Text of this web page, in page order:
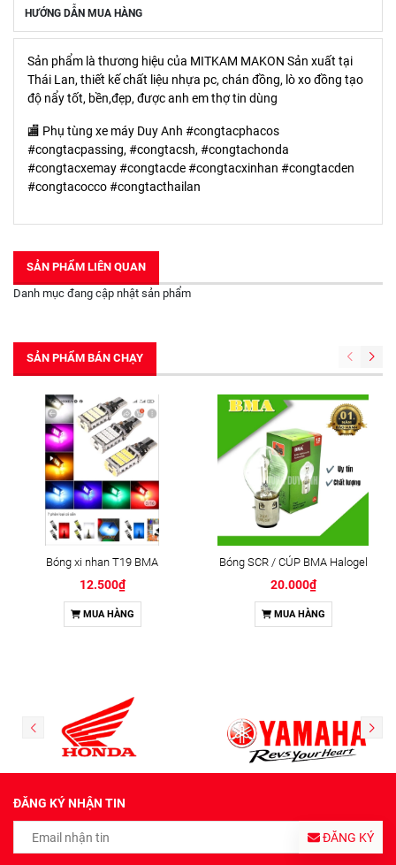
HƯỚNG DẪN MUA HÀNG
Sản phẩm là thương hiệu của MITKAM MAKON Sản xuất tại
Thái Lan, thiết kế chất liệu nhựa pc, chán đồng, lò xo đồng tạo
độ nẩy tốt, bền,đẹp, được anh em thợ tin dùng
🏬 Phụ tùng xe máy Duy Anh #congtacphacos
#congtacpassing, #congtacsh, #congtachonda
#congtacxemay #congtacde #congtacxinhan #congtacden
#congtacocco #congtacthailan
SẢN PHẨM LIÊN QUAN
Danh mục đang cập nhật sản phẩm
SẢN PHẨM BÁN CHẠY
Bóng xi nhan T19 BMA
12.500₫
MUA HÀNG
Bóng SCR / CÚP BMA Halogel
20.000₫
MUA HÀNG
ĐĂNG KÝ NHẬN TIN
ĐĂNG KÝ